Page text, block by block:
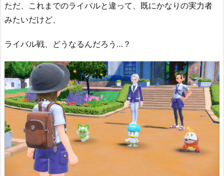
ただ、これまでのライバルと違って、既にかなりの実力者
みたいだけど、
ライバル戦、どうなるんだろう…？